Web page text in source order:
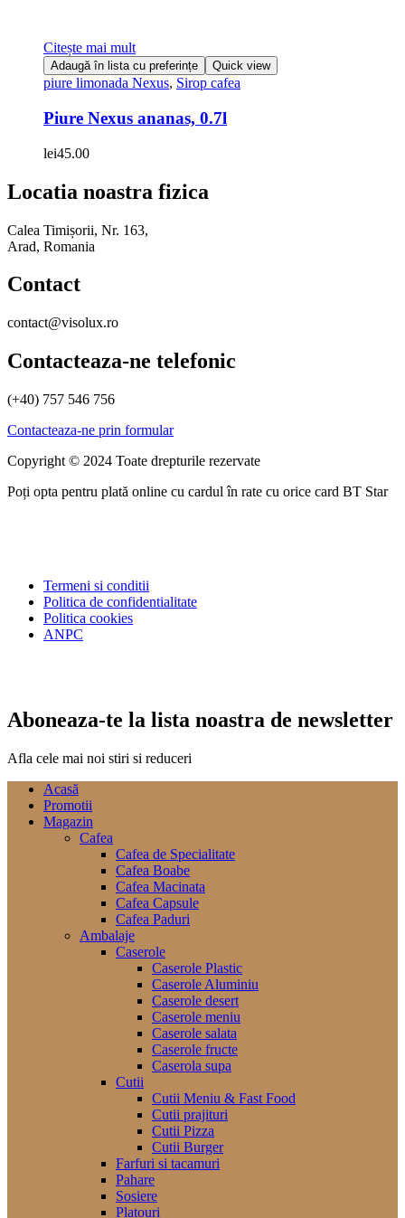
Citește mai mult
Adaugă în lista cu preferințe Quick view
piure limonada Nexus, Sirop cafea
Piure Nexus ananas, 0.7l
lei45.00
Locatia noastra fizica
Calea Timișorii, Nr. 163,
Arad, Romania
Contact
contact@visolux.ro
Contacteaza-ne telefonic
(+40) 757 546 756
Contacteaza-ne prin formular
Copyright © 2024 Toate drepturile rezervate
Poți opta pentru plată online cu cardul în rate cu orice card BT Star
Termeni si conditii
Politica de confidentialitate
Politica cookies
ANPC
Aboneaza-te la lista noastra de newsletter
Afla cele mai noi stiri si reduceri
Acasă
Promotii
Magazin
Cafea
Cafea de Specialitate
Cafea Boabe
Cafea Macinata
Cafea Capsule
Cafea Paduri
Ambalaje
Caserole
Caserole Plastic
Caserole Aluminiu
Caserole desert
Caserole meniu
Caserole salata
Caserole fructe
Caserola supa
Cutii
Cutii Meniu & Fast Food
Cutii prajituri
Cutii Pizza
Cutii Burger
Farfuri si tacamuri
Pahare
Sosiere
Platouri